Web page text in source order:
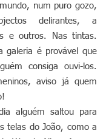
num puro gozo,
delirantes, a
e outros. Nas tintas.
galeria é provável que
consiga ouvi-los.
aviso já quem
alguém saltou para
telas do João, como a